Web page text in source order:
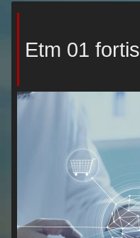
Etm 01 fortis